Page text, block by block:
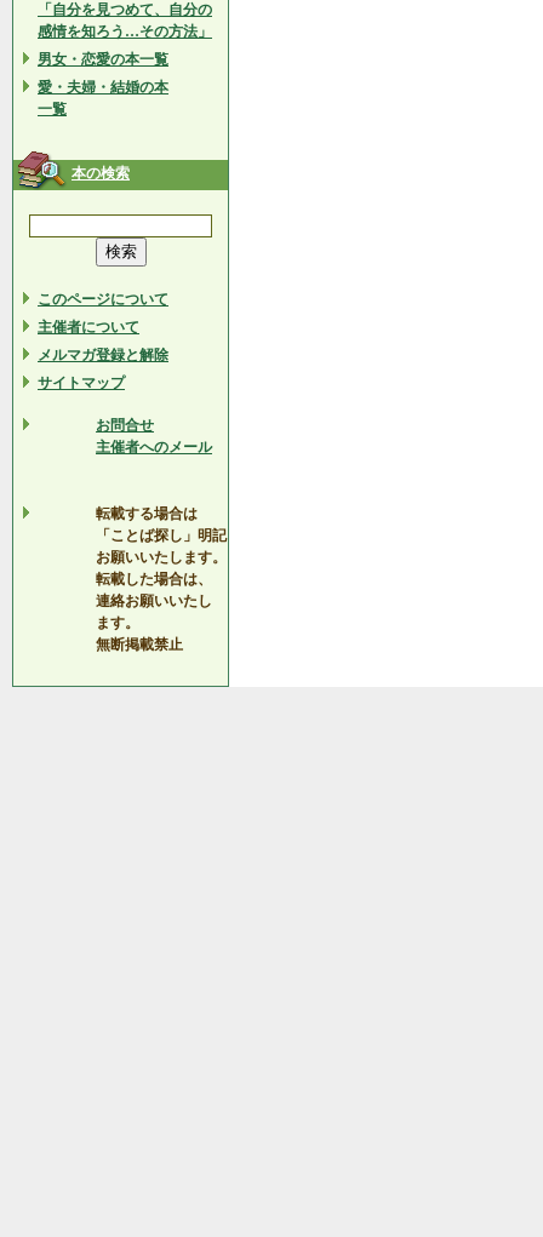
「自分を見つめて、自分の
感情を知ろう…その方法」
男女・恋愛の本一覧
愛・夫婦・結婚の本
一覧
本の検索
このページについて
主催者について
メルマガ登録と解除
サイトマップ
お問合せ
主催者へのメール
転載する場合は
「ことば探し」明記
お願いいたします。
転載した場合は、
連絡お願いいたし
ます。
無断掲載禁止